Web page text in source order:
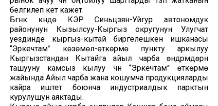
белгилеп кетүү кажет.
Бүгүнкү күндө КЭР Синьцзян-Уйгур автономдук
районунун Кызылсуу-Кыргыз округунун Улугчат
уездинде кыргыз-кытай биргелешкен ишканасы
“Эркечтам” көзөмөл-өткөрмө пункту аркылуу
Кыргызстандан Кытайга айыл чарба өндүрүмдөрүн
ташууну камсыз кылуу үчүн “Эркечтам” өткөрмө
жайында Айыл чарба жана кошумча продукцияларды
кайра иштетүү боюнча индустриалдык парктын
курулушун аяктады.